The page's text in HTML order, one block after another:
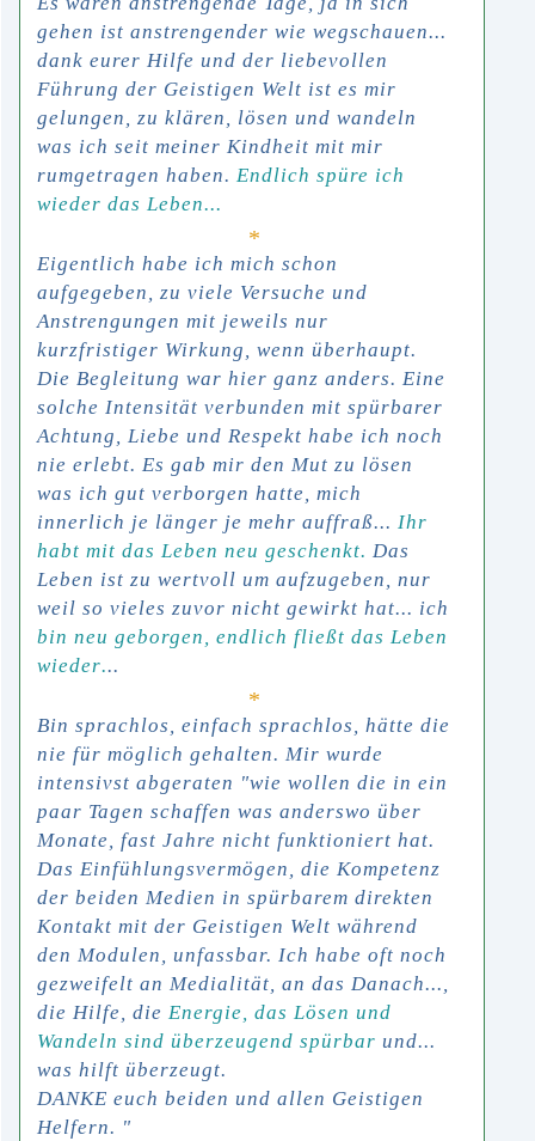
gehen ist anstrengender wie wegschauen...
dank eurer Hilfe und der liebevollen
Führung der Geistigen Welt ist es mir
gelungen, zu klären, lösen und wandeln
was ich seit meiner Kindheit mit mir
rumgetragen haben. Endlich spüre ich
wieder das Leben...
*
Eigentlich habe ich mich schon
aufgegeben, zu viele Versuche und
Anstrengungen mit jeweils nur
kurzfristiger Wirkung, wenn überhaupt.
Die Begleitung war hier ganz anders. Eine
solche Intensität verbunden mit spürbarer
Achtung, Liebe und Respekt habe ich noch
nie erlebt. Es gab mir den Mut zu lösen
was ich gut verborgen hatte, mich
innerlich je länger je mehr auffraß... Ihr
habt mit das Leben neu geschenkt. Das
Leben ist zu wertvoll um aufzugeben, nur
weil so vieles zuvor nicht gewirkt hat... ich
bin neu geborgen, endlich fließt das Leben
wieder...
*
Bin sprachlos, einfach sprachlos, hätte die
nie für möglich gehalten. Mir wurde
intensivst abgeraten "wie wollen die in ein
paar Tagen schaffen was anderswo über
Monate, fast Jahre nicht funktioniert hat.
Das Einfühlungsvermögen, die Kompetenz
der beiden Medien in spürbarem direkten
Kontakt mit der Geistigen Welt während
den Modulen, unfassbar. Ich habe oft noch
gezweifelt an Medialität, an das Danach...,
die Hilfe, die Energie, das Lösen und
Wandeln sind überzeugend spürbar und...
was hilft überzeugt.
DANKE euch beiden und allen Geistigen
Helfern. "